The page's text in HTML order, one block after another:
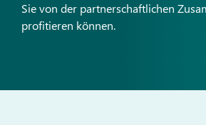
Sie von der partnerschaftlichen
profitieren können.